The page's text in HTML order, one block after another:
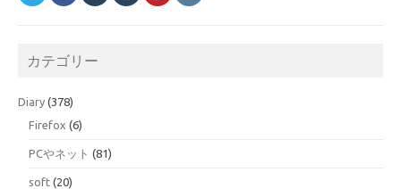
カテゴリー
Diary (378)
Firefox (6)
PCやネット (81)
soft (20)